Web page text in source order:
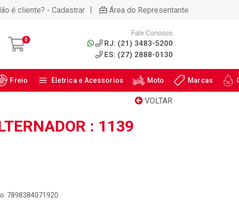
é cliente? - Cadastrar | Área do Representante
0
Fale Conosco
RJ: (21) 3483-5200
ES: (27) 2888-0130
Freio Eletrica e Acessorios Moto Marcas
VOLTAR
: 1139
7898384071920